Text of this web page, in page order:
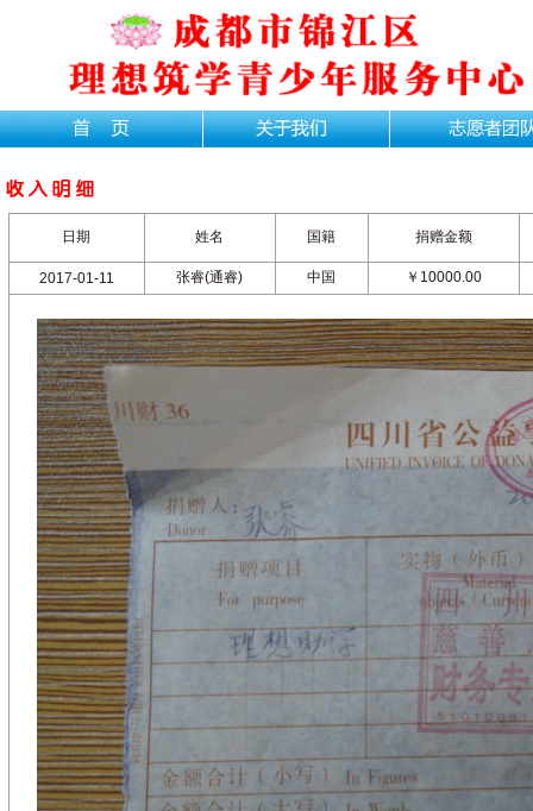
日期 姓名 国籍 捐赠金额
2017-01-11 张睿(通睿) 中国 ￥10000.00